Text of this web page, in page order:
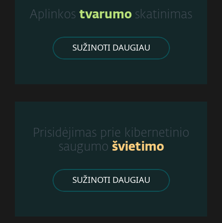
Aplinkos tvarumo skatinimas
SUŽINOTI DAUGIAU
Prisidėjimas prie kibernetinio
saugumo švietimo
SUŽINOTI DAUGIAU